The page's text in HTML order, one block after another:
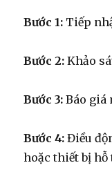
Bước 1: Tiếp
Bước 2: Khảo
Bước 3: Báo giá
Bước 4: Điều
hoặc thiết bị hỗ